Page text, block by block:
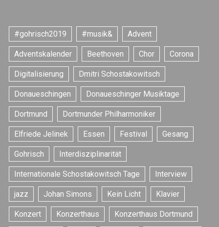
#gohrisch2019 #musik& Advent
Adventskalender Beethoven Chor Corona
Digitalisierung Dmitri Schostakowitsch
Donaueschingen Donaueschinger Musiktage
Dortmund Dortmunder Philharmoniker
Elfriede Jelinek Essen Festival Gesang
Gohrisch Interdisziplinarität
Internationale Schostakowitsch Tage Interview
jazz Johan Simons Kein Licht Klavier
Konzert Konzerthaus Konzerthaus Dortmund
S
e
a